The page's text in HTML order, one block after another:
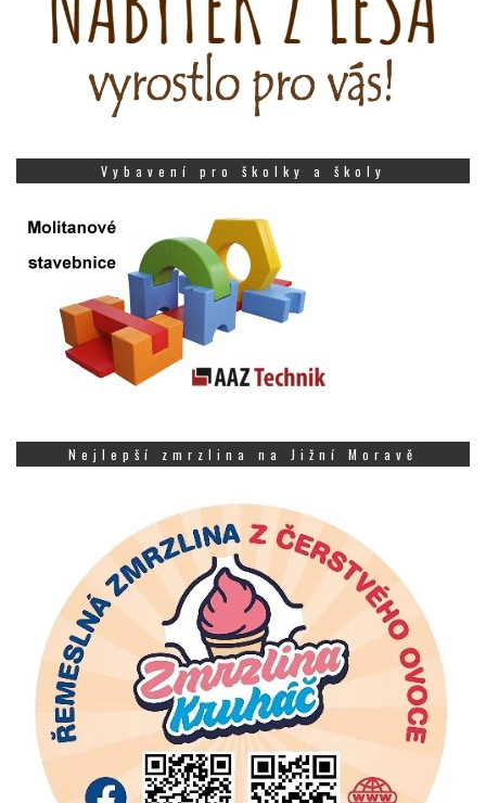
Vybavení pro školky a školy
Nejlepší zmrzlina na Jižní Moravě